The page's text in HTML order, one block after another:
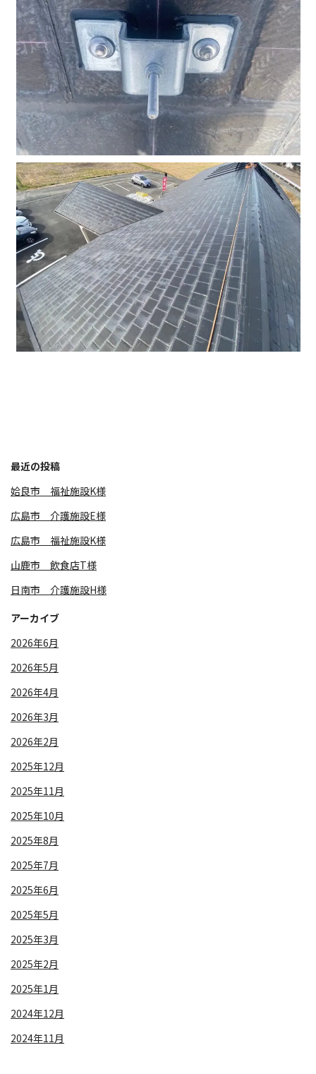
最近の投稿
姶良市 福祉施設K様
広島市 介護施設E様
広島市 福祉施設K様
山鹿市 飲食店T様
日南市 介護施設H様
アーカイブ
2026年6月
2026年5月
2026年4月
2026年3月
2026年2月
2025年12月
2025年11月
2025年10月
2025年8月
2025年7月
2025年6月
2025年5月
2025年3月
2025年2月
2025年1月
2024年12月
2024年11月